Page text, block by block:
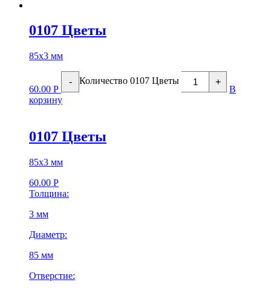
0107 Цветы
85х3 мм
60.00 Р
- Количество 0107 Цветы +
В
корзину
0107 Цветы
85х3 мм
60.00 Р
Толщина:
3 мм
Диаметр:
85 мм
Отверстие: